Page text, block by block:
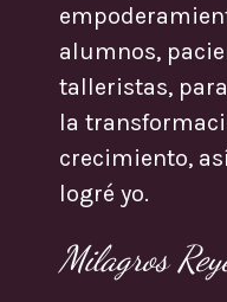
alumnos,
talleristas,
la
crecimiento,
logré yo.
Milagros